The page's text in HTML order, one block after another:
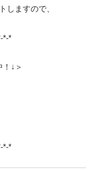
しますので、
*-*
↓＞
*-*